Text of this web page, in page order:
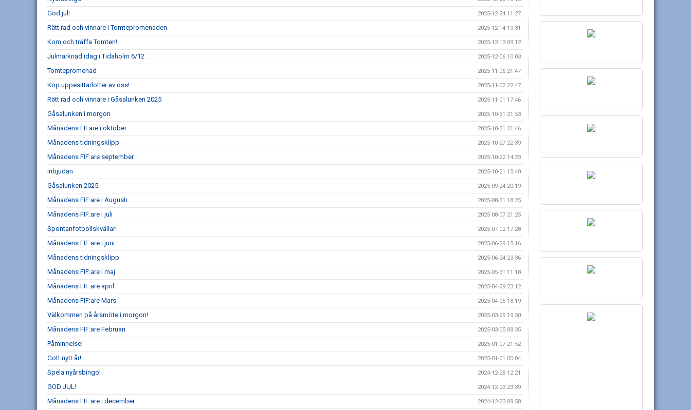
God jul! 2025-12-24 11:27
Rätt rad och vinnare i Tomtepromenaden 2025-12-14 19:31
Kom och träffa Tomten! 2025-12-13 09:12
Julmarknad idag i Tidaholm 6/12 2025-12-06 10:03
Tomtepromenad 2025-11-06 21:47
Köp uppesittarlotter av oss! 2025-11-02 22:47
Rätt rad och vinnare i Gåsalunken 2025 2025-11-01 17:46
Gåsalunken i morgon 2025-10-31 21:53
Månadens FIFare i oktober 2025-10-31 21:46
Månadens tidningsklipp 2025-10-27 22:39
Månadens FIF:are september 2025-10-22 14:23
Inbjudan 2025-10-21 15:40
Gåsalunken 2025 2025-09-24 20:19
Månadens FIF:are i Augusti 2025-08-31 18:25
Månadens FIF:are i juli 2025-08-07 21:25
Spontanfotbollskvällar! 2025-07-02 17:28
Månadens FIF:are i juni 2025-06-29 15:16
Månadens tidningsklipp 2025-06-24 23:36
Månadens FIF:are i maj 2025-05-31 11:18
Månadens FIF:are april 2025-04-29 23:12
Månadens FIF:are Mars 2025-04-06 18:19
Välkommen på årsmöte i morgon! 2025-03-29 19:50
Månadens FIF:are Februari 2025-03-05 08:35
Påminnelse! 2025-01-07 21:52
Gott nytt år! 2025-01-01 00:04
Spela nyårsbingo! 2024-12-28 12:21
GOD JUL! 2024-12-23 23:39
Månadens FIF:are i december 2024-12-23 09:58